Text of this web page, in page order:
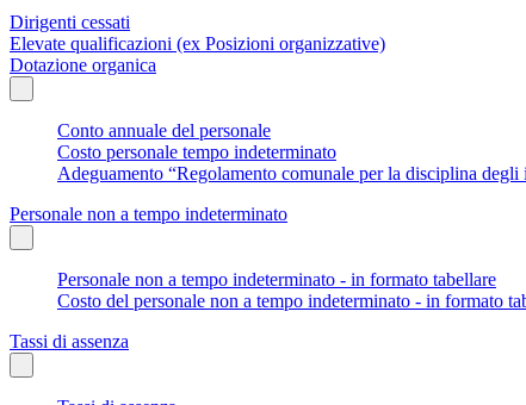
Dirigenti cessati
Elevate qualificazioni (ex Posizioni organizzative)
Dotazione organica
Conto annuale del personale
Costo personale tempo indeterminato
Adeguamento “Regolamento comunale per la disciplina
Personale non a tempo indeterminato
Personale non a tempo indeterminato - in formato tabellare
Costo del personale non a tempo indeterminato - in formato
Tassi di assenza